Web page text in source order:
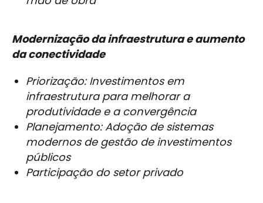
Modernização da infraestrutura e aumento
da conectividade
Priorização: Investimentos em
infraestrutura para melhorar a
produtividade e a convergência
Planejamento: Adoção de sistemas
modernos de gestão de investimentos
públicos
Participação do setor privado